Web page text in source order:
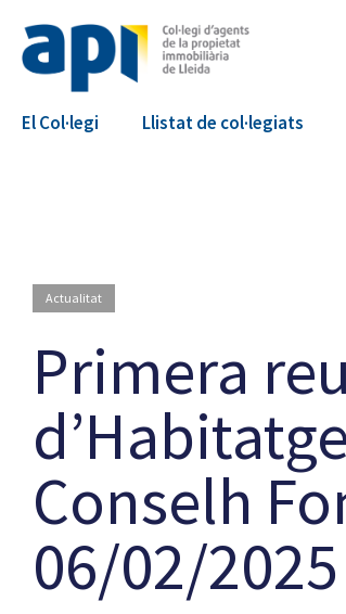
El Col·legi Llistat de col·legiats
Actualitat
Primera
Conselh
06/02/2025